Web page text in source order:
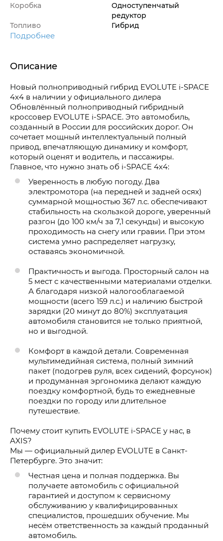
Коробка
Одноступенчатый
редуктор
Топливо
Гибрид
Подробнее
Описание
Новый полноприводный гибрид EVOLUTE i-SPACE
4х4 в наличии у официального дилера
Обновлённый полноприводный гибридный
кроссовер EVOLUTE i-SPACE. Это автомобиль,
созданный в России для российских дорог. Он
сочетает мощный интеллектуальный полный
привод, впечатляющую динамику и комфорт,
который оценят и водитель, и пассажиры.
Главное, что нужно знать об i-SPACE 4х4:
Уверенность в любую погоду. Два
электромотора (на передней и задней осях)
суммарной мощностью 367 л.с. обеспечивают
стабильность на скользкой дороге, уверенный
разгон (до 100 км/ч за 7,1 секунды) и высокую
проходимость на снегу или гравии. При этом
система умно распределяет нагрузку,
оставаясь экономичной.
Практичность и выгода. Просторный салон на
5 мест с качественными материалами отделки.
А благодаря низкой налогооблагаемой
мощности (всего 159 л.с.) и наличию быстрой
зарядки (20 минут до 80%) эксплуатация
автомобиля становится не только приятной,
но и выгодной.
Комфорт в каждой детали. Современная
мультимедийная система, полный зимний
пакет (подогрев руля, всех сидений, форсунок)
и продуманная эргономика делают каждую
поездку комфортной, будь то ежедневные
поездки по городу или длительное
путешествие.
Почему стоит купить EVOLUTE i-SPACE у нас, в
AXIS?
Мы — официальный дилер EVOLUTE в Санкт-
Петербурге. Это значит:
Честная цена и полная поддержка. Вы
получаете автомобиль с официальной
гарантией и доступом к сервисному
обслуживанию у квалифицированных
специалистов, прошедших обучение. Мы
несём ответственность за каждый проданный
автомобиль.